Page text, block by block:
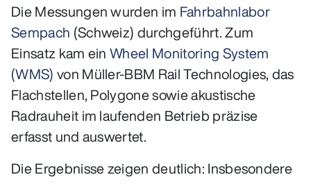
Die Messungen wurden im Fahrbahnlabor
Sempach (Schweiz) durchgeführt. Zum
Einsatz kam einWheel Monitoring System
(WMS) von Müller-BBM Rail Technologies, das
Flachstellen, Polygone sowie akustische
Radrauheit im laufenden Betrieb präzise
erfasst und auswertet.
Die Ergebnisse zeigen deutlich: Insbesondere